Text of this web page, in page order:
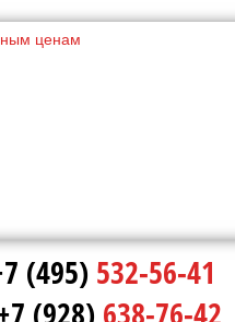
(495) 532-56-41
(928) 638-76-42